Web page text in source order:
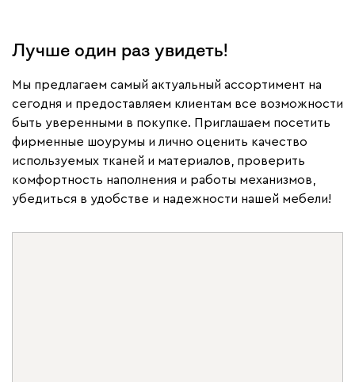
Дизайн‑проект в подарок
Вернем его стоимость
Лучше один раз увидеть!
Мы предлагаем самый актуальный ассортимент на
сегодня и предоставляем клиентам все возможности
быть уверенными в покупке. Приглашаем посетить
фирменные шоурумы и лично оценить качество
используемых тканей и материалов, проверить
комфортность наполнения и работы механизмов,
убедиться в удобстве и надежности нашей мебели!